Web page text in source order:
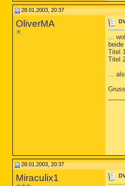
28.01.2003, 20:37
OliverMA
...
Titel
Titel
...
28.01.2003, 20:37
Miraculix1